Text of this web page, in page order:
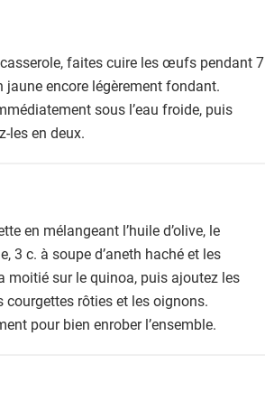
faites cuire les œufs pendant 7
jaune encore légèrement fondant.
sous l’eau froide, puis
les en deux.
en mélangeant l’huile d’olive, le
3 c. à soupe d’aneth haché et les
moitié sur le quinoa, puis ajoutez les
courgettes rôties et les oignons.
pour bien enrober l’ensemble.